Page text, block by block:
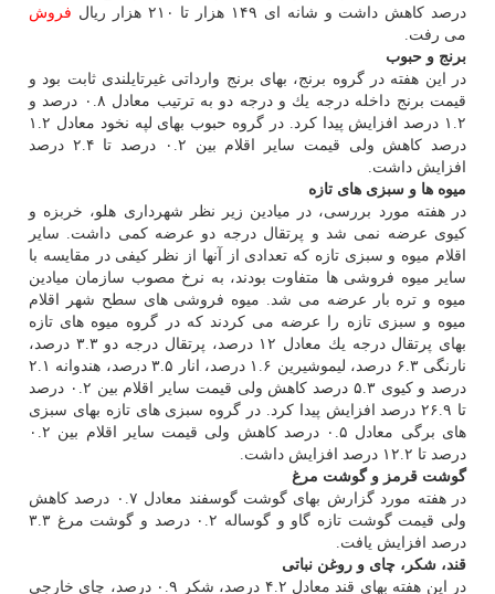
درصد كاهش داشت و شانه ای ۱۴۹ هزار تا ۲۱۰ هزار ریال
فروش
می رفت.
برنج و حبوب
در این هفته در گروه برنج، بهای برنج وارداتی غیرتایلندی ثابت بود و
قیمت برنج داخله درجه یك و درجه دو به ترتیب معادل ۰.۸ درصد و
۱.۲ درصد افزایش پیدا كرد. در گروه حبوب بهای لپه نخود معادل ۱.۲
درصد كاهش ولی قیمت سایر اقلام بین ۰.۲ درصد تا ۲.۴ درصد
افزایش داشت.
میوه ها و سبزی های تازه
در هفته مورد بررسی، در میادین زیر نظر شهرداری هلو، خربزه و
كیوی عرضه نمی شد و پرتقال درجه دو عرضه كمی داشت. سایر
اقلام میوه و سبزی تازه كه تعدادی از آنها از نظر كیفی در مقایسه با
سایر میوه فروشی ها متفاوت بودند، به نرخ مصوب سازمان میادین
میوه و تره بار عرضه می شد. میوه فروشی های سطح شهر اقلام
میوه و سبزی تازه را عرضه می كردند كه در گروه میوه های تازه
بهای پرتقال درجه یك معادل ۱۲ درصد، پرتقال درجه دو ۳.۳ درصد،
نارنگی ۶.۳ درصد، لیموشیرین ۱.۶ درصد، انار ۳.۵ درصد، هندوانه ۲.۱
درصد و كیوی ۵.۳ درصد كاهش ولی قیمت سایر اقلام بین ۰.۲ درصد
تا ۲۶.۹ درصد افزایش پیدا كرد. در گروه سبزی های تازه بهای سبزی
های برگی معادل ۰.۵ درصد كاهش ولی قیمت سایر اقلام بین ۰.۲
درصد تا ۱۲.۲ درصد افزایش داشت.
گوشت قرمز و گوشت مرغ
در هفته مورد گزارش بهای گوشت گوسفند معادل ۰.۷ درصد كاهش
ولی قیمت گوشت تازه گاو و گوساله ۰.۲ درصد و گوشت مرغ ۳.۳
درصد افزایش یافت.
قند، شكر، چای و روغن نباتی
در این هفته بهای قند معادل ۴.۲ درصد، شكر ۰.۹ درصد، چای خارجی